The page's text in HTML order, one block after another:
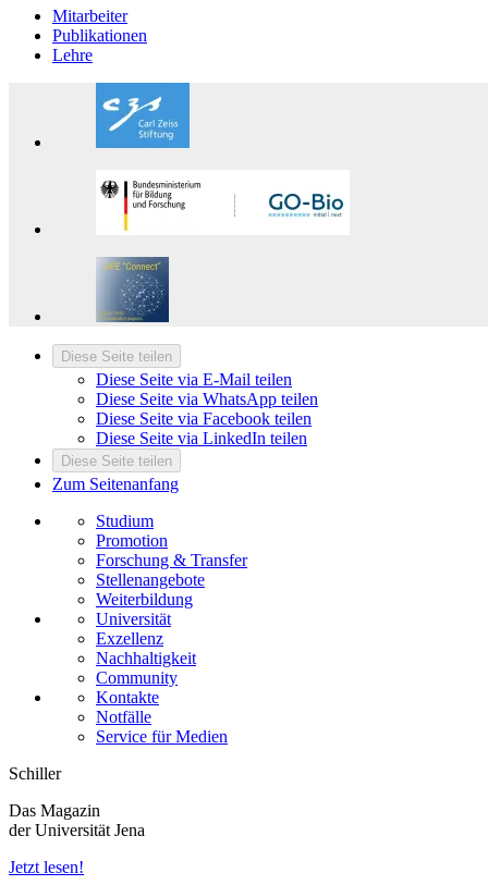
Mitarbeiter
Publikationen
Lehre
Diese Seite teilen
Diese Seite via E-Mail teilen
Diese Seite via WhatsApp teilen
Diese Seite via Facebook teilen
Diese Seite via LinkedIn teilen
Diese Seite teilen
Zum Seitenanfang
Studium
Promotion
Forschung & Transfer
Stellenangebote
Weiterbildung
Universität
Exzellenz
Nachhaltigkeit
Community
Kontakte
Notfälle
Service für Medien
Schiller
Das Magazin
der Universität Jena
Jetzt lesen!